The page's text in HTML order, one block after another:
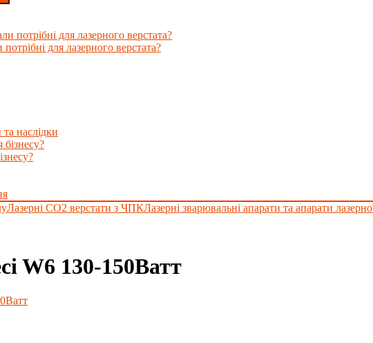
для лазерного верстата?
наслідки
Лазерні СО2 верстати з ЧПКЛазерні зварювальні апарати та апарати
W6 130-150Ватт